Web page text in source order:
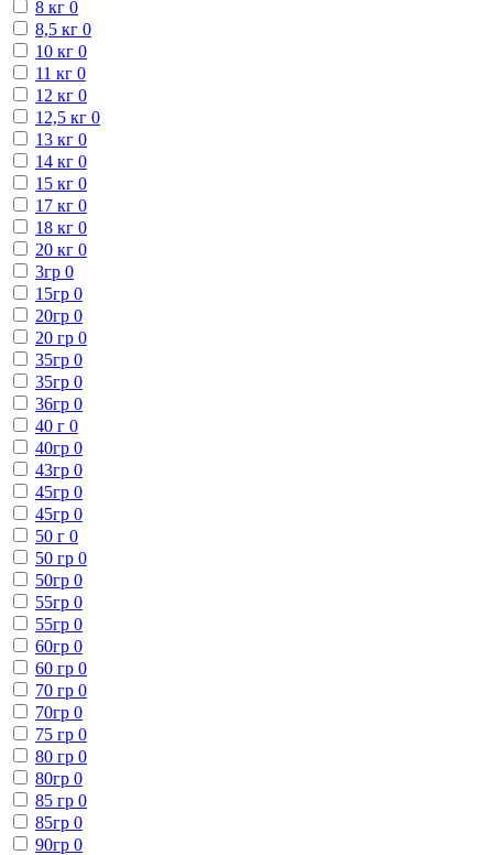
8 кг 0
8,5 кг 0
10 кг 0
11 кг 0
12 кг 0
12,5 кг 0
13 кг 0
14 кг 0
15 кг 0
17 кг 0
18 кг 0
20 кг 0
3гр 0
15гр 0
20гр 0
20 гр 0
35гр 0
35гр 0
36гр 0
40 г 0
40гр 0
43гр 0
45гр 0
45гр 0
50 г 0
50 гр 0
50гр 0
55гр 0
55гр 0
60гр 0
60 гр 0
70 гр 0
70гр 0
75 гр 0
80 гр 0
80гр 0
85 гр 0
85гр 0
90гр 0